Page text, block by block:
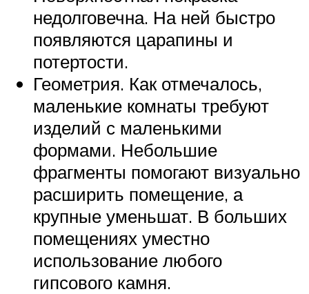
недолговечна. На ней быстро
появляются царапины и
потертости.
Геометрия. Как отмечалось,
маленькие комнаты требуют
изделий с маленькими
формами. Небольшие
фрагменты помогают визуально
расширить помещение, а
крупные уменьшат. В больших
помещениях уместно
использование любого
гипсового камня.